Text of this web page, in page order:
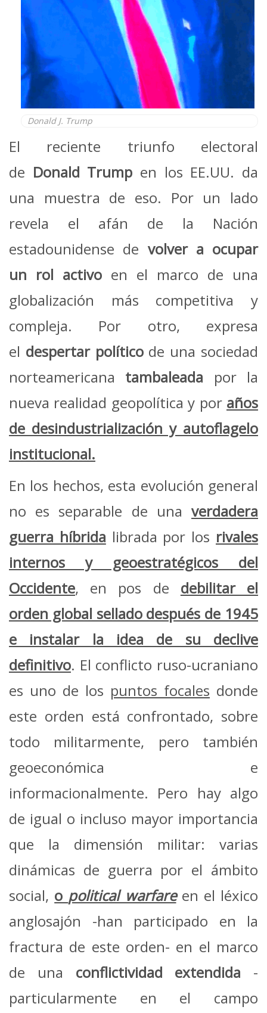
Donald J. Trump
El reciente triunfo electoral
de Donald Trump en los EE.UU. da
una muestra de eso. Por un lado
revela el afán de la Nación
estadounidense de volver a ocupar
un rol activo en el marco de una
globalización más competitiva y
compleja. Por otro, expresa
el despertar políticode una sociedad
norteamericana tambaleada por la
nueva realidad geopolítica y por años
de desindustrialización y autoflagelo
institucional.
En los hechos, esta evolución general
no es separable de una verdadera
guerra híbrida librada por los rivales
internos y geoestratégicos del
Occidente, en pos de debilitar el
orden global sellado después de 1945
e instalar la idea de su declive
definitivo. El conflicto ruso-ucraniano
es uno de los puntos focales donde
este orden está confrontado, sobre
todo militarmente, pero también
geoeconómica e
informacionalmente. Pero hay algo
de igual o incluso mayor importancia
que la dimensión militar: varias
dinámicas de guerra por el ámbito
social, o political warfareen el léxico
anglosajón -han participado en la
fractura de este orden- en el marco
de una conflictividad extendida -
particularmente en el campo